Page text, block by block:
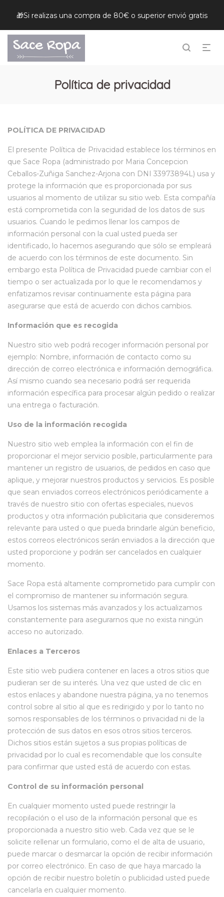
🎁Si realizas una compra de 80€ o superior envió gratis
Política de privacidad
POLÍTICA DE PRIVACIDAD
El presente Política de Privacidad establece los términos en
que Sace Ropa (administrado por Maria Concepcion
Ceballos-Zuñiga Sanchez-Arjona con DNI 33973894L) usa y
protege la información que es proporcionada por sus
usuarios al momento de utilizar su sitio web. Esta compañía
está comprometida con la seguridad de los datos de sus
usuarios. Cuando le pedimos llenar los campos de
información personal con la cual usted pueda ser
identificado, lo hacemos asegurando que sólo se empleará
de acuerdo con los términos de este documento. Sin
embargo esta Política de Privacidad puede cambiar con el
tiempo o ser actualizada por lo que le recomendamos y
enfatizamos revisar continuamente esta página para
asegurarse que está de acuerdo con dichos cambios.
Información que es recogida
Nuestro sitio web podrá recoger información personal por
ejemplo: Nombre, información de contacto como su
dirección de correo electrónica e información demográfica.
Así mismo cuando sea necesario podrá ser requerida
información específica para procesar algún pedido o realizar
una entrega o facturación.
Uso de la información recogida
Nuestro sitio web emplea la información con el fin de
proporcionar el mejor servicio posible, particularmente para
mantener un registro de usuarios, de pedidos en caso que
aplique, y mejorar nuestros productos y servicios. Es posible
que sean enviados correos electrónicos periódicamente a
través de nuestro sitio con ofertas especiales, nuevos
productos y otra información publicitaria que consideremos
relevante para usted o que pueda brindarle algún beneficio,
estos correos electrónicos serán enviados a la dirección que
usted proporcione y podrán ser cancelados en cualquier
momento.
Sace Ropa está altamente comprometido para cumplir con
el compromiso de mantener su información segura.
Usamos los sistemas más avanzados y los actualizamos
constantemente para asegurarnos que no exista ningún
acceso no autorizado.
Enlaces a Terceros
Este sitio web pudiera contener en laces a otros sitios que
pudieran ser de su interés. Una vez que usted de clic en
estos enlaces y abandone nuestra página, ya no tenemos
control sobre al sitio al que es redirigido y por lo tanto no
somos responsables de los términos o privacidad ni de la
protección de sus datos en esos otros sitios terceros.
Dichos sitios están sujetos a sus propias políticas de
privacidad por lo cual es recomendable que los consulte
para confirmar que usted está de acuerdo con estas.
Control de su información personal
En cualquier momento usted puede restringir la
recopilación o el uso de la información personal que es
proporcionada a nuestro sitio web. Cada vez que se le
solicite rellenar un formulario, como el de alta de usuario,
puede marcar o desmarcar la opción de recibir información
por correo electrónico. En caso de que haya marcado la
opción de recibir nuestro boletín o publicidad usted puede
cancelarla en cualquier momento.